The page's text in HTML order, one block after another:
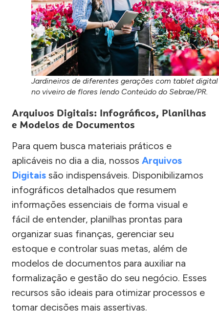
Jardineiros de diferentes gerações com tablet digital
no viveiro de flores lendo Conteúdo do Sebrae/PR.
Arquivos Digitais: Infográficos, Planilhas
e Modelos de Documentos
Para quem busca materiais práticos e
aplicáveis no dia a dia, nossos Arquivos
Digitais são indispensáveis. Disponibilizamos
infográficos detalhados que resumem
informações essenciais de forma visual e
fácil de entender, planilhas prontas para
organizar suas finanças, gerenciar seu
estoque e controlar suas metas, além de
modelos de documentos para auxiliar na
formalização e gestão do seu negócio. Esses
recursos são ideais para otimizar processos e
tomar decisões mais assertivas.